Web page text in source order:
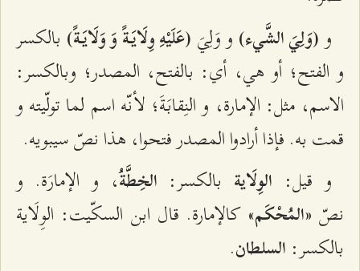
و (وَلِيَ الشَّي‌ء) و وَلِيَ (عَلَيْهِ وِلَايَةً وَ وَلَايَةً) بالكسر
و الفتح؛ أو هي، أي: بالفتح، المصدر؛ وبالكسر:
الاسم، مثل: الإمارة، و النِقابَةَ؛ لأنّه اسم لما تولّيته و
قمت به. فإذا أرادوا المصدر فتحوا، هذا نصّ سيبويه.
و قيل: الوِلَاية بالكسر: الخِطَّةُ، و الإمارَة. و
نصّ «المُحْكَم» كالإمارة. قال ابن السكّيت: الوِلَاية
بالكسر: السلطان.